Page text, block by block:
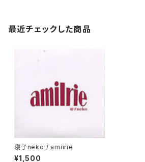
最近チェックした商品
寝子neko / amiirie
¥1,500